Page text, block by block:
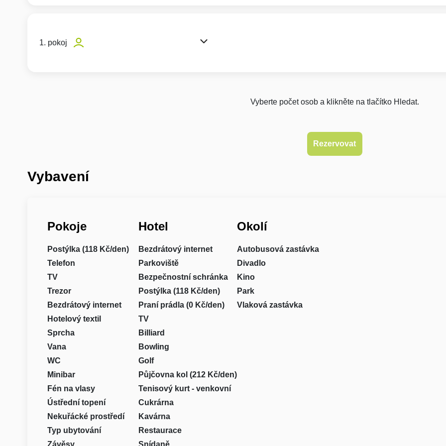
1. pokoj
Vyberte počet osob a klikněte na tlačítko Hledat.
Vybavení
Pokoje
Postýlka (118 Kč/den)
Telefon
TV
Trezor
Bezdrátový internet
Hotelový textil
Sprcha
Vana
WC
Minibar
Fén na vlasy
Ústřední topení
Nekuřácké prostředí
Typ ubytování
Hotel
Bezdrátový internet
Parkoviště
Bezpečnostní schránka
Postýlka (118 Kč/den)
Praní prádla (0 Kč/den)
TV
Billiard
Bowling
Golf
Půjčovna kol (212 Kč/den)
Tenisový kurt - venkovní
Cukrárna
Kavárna
Restaurace
Okolí
Autobusová zastávka
Divadlo
Kino
Park
Vlaková zastávka